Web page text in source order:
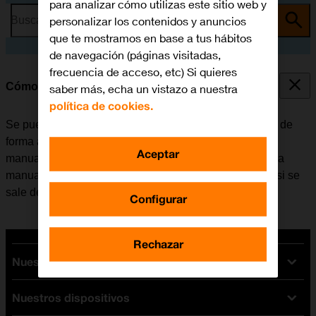
Busca por problema o tema
Cómo seleccionar una red
Se puede configurar el móvil para que busque una red de
forma automática o se puede seleccionar una red
manualmente. En caso de seleccionar una red de forma
manual, puede ocurrir que el móvil pierda la conexión si se
sale del área de cobertura de la red seleccionada.
Nuestras tarifas
Tarifas Orange
Nuestros dispositivos
para analizar cómo utilizas este sitio web y
personalizar los contenidos y anuncios
que te mostramos en base a tus hábitos
de navegación (páginas visitadas,
frecuencia de acceso, etc) Si quieres
saber más, echa un vistazo a nuestra
política de cookies.
Configurar
Rechazar
Aceptar